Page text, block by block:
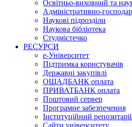
Освітньо-виховний та
Адміністративно-
Наукові підрозділи
Наукова бібліотека
Студмістечко
РЕСУРСИ
е-Університет
Підтримка користувачів
Державні закупівлі
ОЩАДБАНК оплата
ПРИВАТБАНК оплата
Поштовий сервер
Програмне забезпечення
Інституційний
Сайти університету